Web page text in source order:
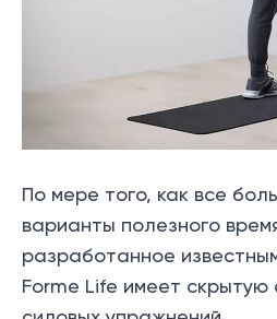
По мере того, как все
варианты полезного
разработанное
Forme Life имеет